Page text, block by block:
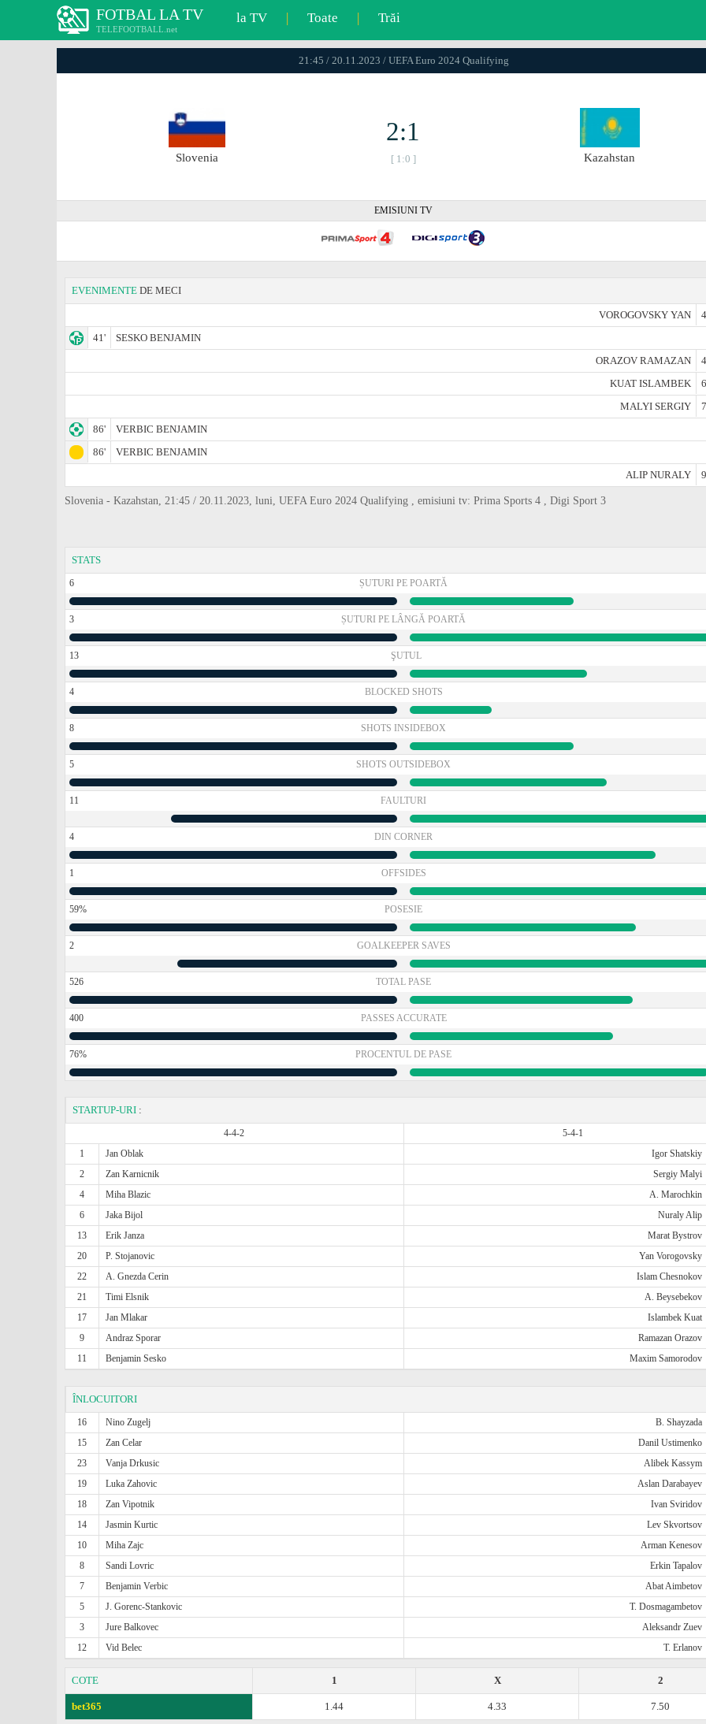
FOTBAL LA TV
TELEFOOTBALL.net
la TV | Toate | Trăi
21:45 / 20.11.2023 / UEFA Euro 2024 Qualifying
Slovenia
2:1
[ 1:0 ] Kazahstan
EMISIUNI TV
EVENIMENTE DE MECI
VOROGOVSKY YAN
41'
SESKO BENJAMIN
ORAZOV RAMAZAN
KUAT ISLAMBEK
MALYI SERGIY
86'
VERBIC BENJAMIN
86'
VERBIC BENJAMIN
ALIP NURALY
Slovenia - Kazahstan, 21:45 / 20.11.2023, luni, UEFA Euro 2024 Qualifying , emisiuni tv: Prima Sports 4 , Digi Sport 3
STATS
6 ȘUTURI PE POARTĂ
3 ȘUTURI PE LÂNGĂ POARTĂ
13 ŞUTUL
4 BLOCKED SHOTS
8 SHOTS INSIDEBOX
5 SHOTS OUTSIDEBOX
11 FAULTURI
4 DIN CORNER
1 OFFSIDES
59% POSESIE
2 GOALKEEPER SAVES
526 TOTAL PASE
400 PASSES ACCURATE
76% PROCENTUL DE PASE
STARTUP-URI :
4-4-2
5-4-1
1
Jan Oblak Igor Shatskiy
2
Zan Karnicnik Sergiy Malyi
4
Miha Blazic A. Marochkin
6
Jaka Bijol Nuraly Alip
13
Erik Janza Marat Bystrov
20
P. Stojanovic Yan Vorogovsky
22
A. Gnezda Cerin Islam Chesnokov
21
Timi Elsnik A. Beysebekov
17
Jan Mlakar Islambek Kuat
9
Andraz Sporar Ramazan Orazov
11
Benjamin Sesko Maxim Samorodov
ÎNLOCUITORI
16 Nino Zugelj B. Shayzada
15
Zan Celar Danil Ustimenko
23
Vanja Drkusic Alibek Kassym
19
Luka Zahovic Aslan Darabayev
18
Zan Vipotnik Ivan Sviridov
14
Jasmin Kurtic Lev Skvortsov
10
Miha Zajc Arman Kenesov
8
Sandi Lovric Erkin Tapalov
7
Benjamin Verbic Abat Aimbetov
5
J. Gorenc-Stankovic T. Dosmagambetov
3
Jure Balkovec Aleksandr Zuev
12
Vid Belec T. Erlanov
COTE 2
X
1
bet365 7.50
4.33
1.44